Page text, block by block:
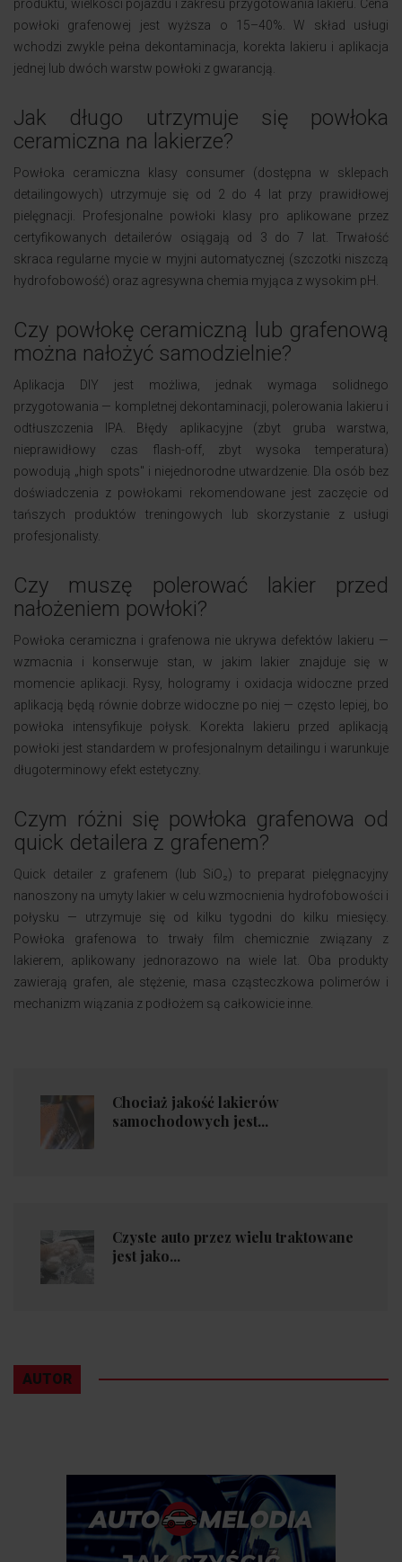
produktu, wielkości pojazdu i zakresu przygotowania lakieru. Cena
powłoki grafenowej jest wyższa o 15–40%. W skład usługi
wchodzi zwykle pełna dekontaminacja, korekta lakieru i aplikacja
jednej lub dwóch warstw powłoki z gwarancją.
Jak długo utrzymuje się powłoka
ceramiczna na lakierze?
Powłoka ceramiczna klasy consumer (dostępna w sklepach
detailingowych) utrzymuje się od 2 do 4 lat przy prawidłowej
pielęgnacji. Profesjonalne powłoki klasy pro aplikowane przez
certyfikowanych detailerów osiągają od 3 do 7 lat. Trwałość
skraca regularne mycie w myjni automatycznej (szczotki niszczą
hydrofobowość) oraz agresywna chemia myjąca z wysokim pH.
Czy powłokę ceramiczną lub grafenową
można nałożyć samodzielnie?
Aplikacja DIY jest możliwa, jednak wymaga solidnego
przygotowania — kompletnej dekontaminacji, polerowania lakieru i
odtłuszczenia IPA. Błędy aplikacyjne (zbyt gruba warstwa,
nieprawidłowy czas flash-off, zbyt wysoka temperatura)
powodują „high spots" i niejednorodne utwardzenie. Dla osób bez
doświadczenia z powłokami rekomendowane jest zaczęcie od
tańszych produktów treningowych lub skorzystanie z usługi
profesjonalisty.
Czy muszę polerować lakier przed
nałożeniem powłoki?
Powłoka ceramiczna i grafenowa nie ukrywa defektów lakieru —
wzmacnia i konserwuje stan, w jakim lakier znajduje się w
momencie aplikacji. Rysy, hologramy i oxidacja widoczne przed
aplikacją będą równie dobrze widoczne po niej — często lepiej, bo
powłoka intensyfikuje połysk. Korekta lakieru przed aplikacją
powłoki jest standardem w profesjonalnym detailingu i warunkuje
długoterminowy efekt estetyczny.
Czym różni się powłoka grafenowa od
quick detailera z grafenem?
Quick detailer z grafenem (lub SiO₂) to preparat pielęgnacyjny
nanoszony na umyty lakier w celu wzmocnienia hydrofobowości i
połysku — utrzymuje się od kilku tygodni do kilku miesięcy.
Powłoka grafenowa to trwały film chemicznie związany z
lakierem, aplikowany jednorazowo na wiele lat. Oba produkty
zawierają grafen, ale stężenie, masa cząsteczkowa polimerów i
mechanizm wiązania z podłożem są całkowicie inne.
Chociaż jakość lakierów
samochodowych jest...
Czyste auto przez wielu traktowane
jest jako...
AUTOR